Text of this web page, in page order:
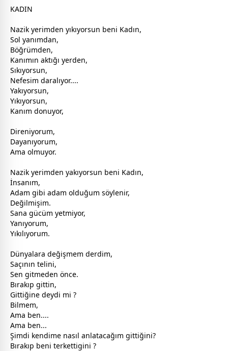
KADIN
Nazik yerimden yıkıyorsun beni Kadın,
Sol yanımdan,
Böğrümden,
Kanımın aktığı yerden,
Sıkıyorsun,
Nefesim daralıyor....
Yakıyorsun,
Yıkıyorsun,
Kanım donuyor,
Direniyorum,
Dayanıyorum,
Ama olmuyor.
Nazik yerimden yakıyorsun beni Kadın,
İnsanım,
Adam gibi adam olduğum söylenir,
Değilmişim.
Sana gücüm yetmiyor,
Yanıyorum,
Yıkılıyorum.
Dünyalara değişmem derdim,
Saçının telini,
Sen gitmeden önce.
Bırakıp gittin,
Gittiğine deydi mi ?
Bilmem,
Ama ben....
Ama ben...
Şimdi kendime nasıl anlatacağım gittiğini?
Bırakıp beni terkettigini ?